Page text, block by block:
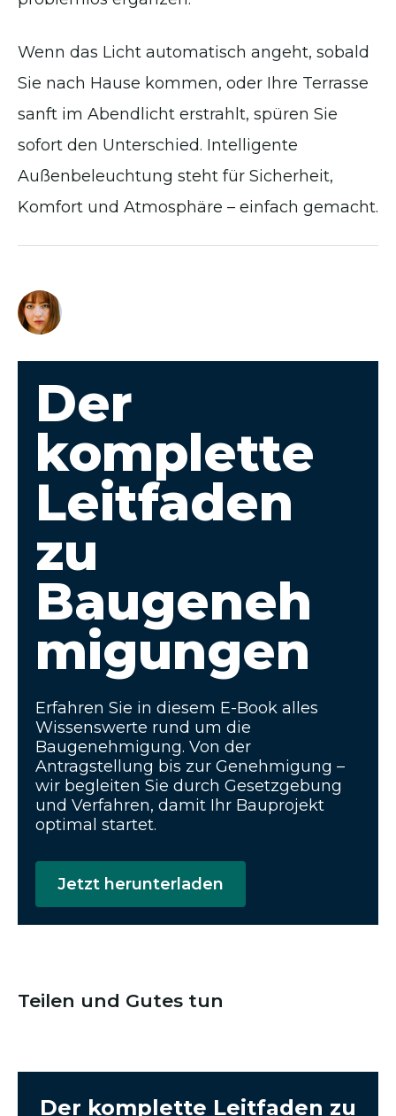
Wenn das Licht automatisch angeht, sobald
Sie nach Hause kommen, oder Ihre Terrasse
sanft im Abendlicht erstrahlt, spüren Sie
sofort den Unterschied. Intelligente
Außenbeleuchtung steht für Sicherheit,
Komfort und Atmosphäre – einfach gemacht.
Der
komplette
Leitfaden
zu
Baugeneh
migungen
Erfahren Sie in diesem E-Book alles
Wissenswerte rund um die
Baugenehmigung. Von der
Antragstellung bis zur Genehmigung –
wir begleiten Sie durch Gesetzgebung
und Verfahren, damit Ihr Bauprojekt
optimal startet.
Jetzt herunterladen
Teilen und Gutes tun
Der komplette Leitfaden zu